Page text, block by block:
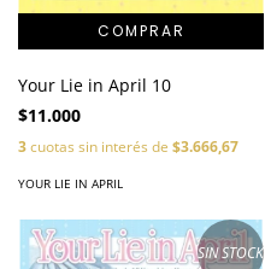
Your Lie in April 10
$11.000
3cuotas sin interés de $3.666,67
YOUR LIE IN APRIL
SIN STOCK